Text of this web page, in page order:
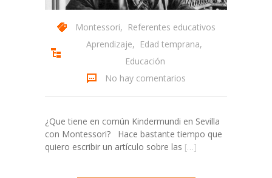
Montessori, Referentes educativos
Aprendizaje, Edad temprana,
Educación
No hay comentarios
¿Que tiene en común Kindermundi en Sevilla
con Montessori? Hace bastante tiempo que
quiero escribir un artículo sobre las […]